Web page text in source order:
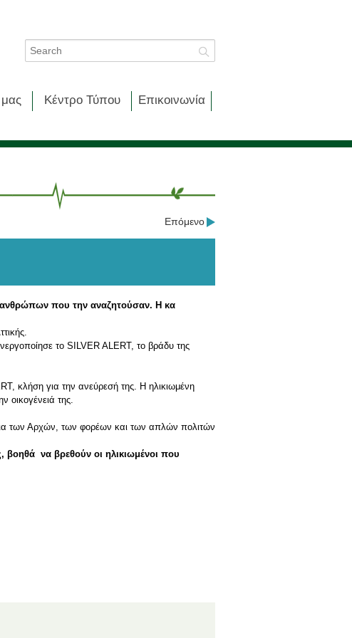
μας Κέντρο Τύπου Επικοινωνία
Επόμενο
ανθρώπων που την αναζητούσαν. Η κα
το SILVER ALERT, το βράδυ της
κλήση για την ανεύρεσή της. Η ηλικιωμένη
της.
των Αρχών, των φορέων και των απλών πολιτών
να βρεθούν οι ηλικιωμένοι που